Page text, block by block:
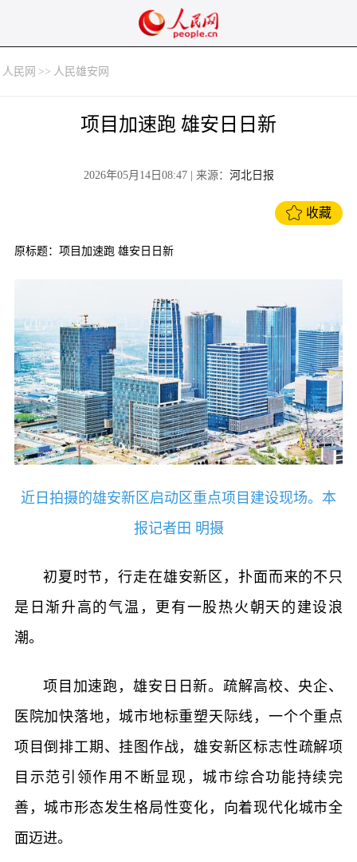
人民网 >> 人民雄安网
项目加速跑 雄安日日新
2026年05月14日08:47| 来源： 河北日报
收藏
原标题：项目加速跑 雄安日日新
近日拍摄的雄安新区启动区重点项目建设现场。本
报记者田 明摄
初夏时节，行走在雄安新区，扑面而来的不只
是日渐升高的气温，更有一股热火朝天的建设浪
潮。
项目加速跑，雄安日日新。疏解高校、央企、
医院加快落地，城市地标重塑天际线，一个个重点
项目倒排工期、挂图作战，雄安新区标志性疏解项
目示范引领作用不断显现，城市综合功能持续完
善，城市形态发生格局性变化，向着现代化城市全
面迈进。